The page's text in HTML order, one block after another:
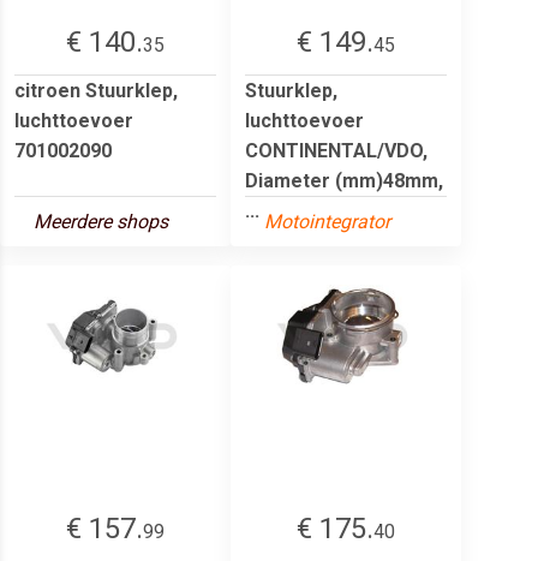
€ 140.35
citroen Stuurklep,
luchttoevoer
701002090
Meerdere shops
€ 149.45
Stuurklep,
luchttoevoer
CONTINENTAL/VDO,
Diameter (mm)48mm,
... Motointegrator
€ 157.99 € 175.40